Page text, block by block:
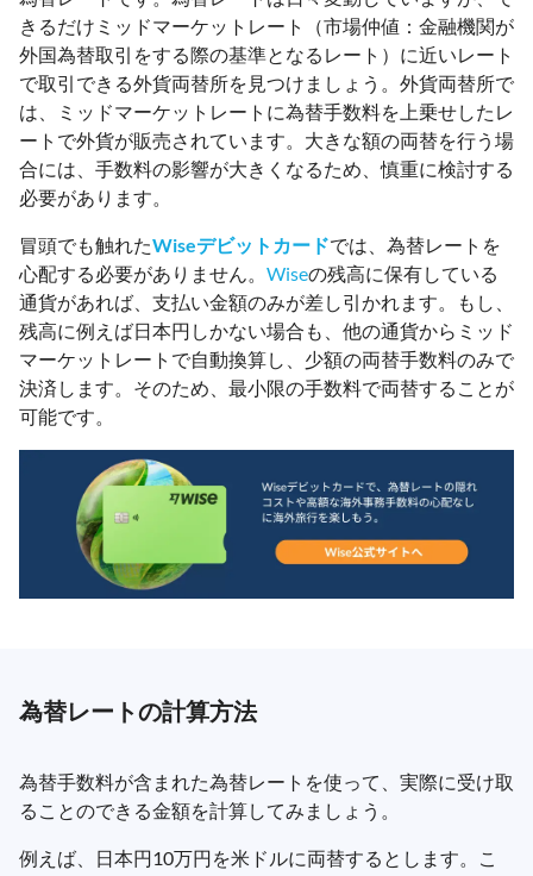
きるだけミッドマーケットレート（市場仲値：金融機関が
外国為替取引をする際の基準となるレート）に近いレート
で取引できる外貨両替所を見つけましょう。外貨両替所で
は、ミッドマーケットレートに為替手数料を上乗せしたレ
ートで外貨が販売されています。大きな額の両替を行う場
合には、手数料の影響が大きくなるため、慎重に検討する
必要があります。
冒頭でも触れたWiseデビットカードでは、為替レートを
心配する必要がありません。 Wiseの残高に保有している
通貨があれば、支払い金額のみが差し引かれます。もし、
残高に例えば日本円しかない場合も、他の通貨からミッド
マーケットレートで自動換算し、少額の両替手数料のみで
決済します。そのため、最小限の手数料で両替することが
可能です。
為替レートの計算方法
為替手数料が含まれた為替レートを使って、実際に受け取
ることのできる金額を計算してみましょう。
例えば、日本円10万円を米ドルに両替するとします。こ